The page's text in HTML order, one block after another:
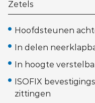
Zetels
Hoofdsteunen
In delen
In hoogte
ISOFIX
zittingen